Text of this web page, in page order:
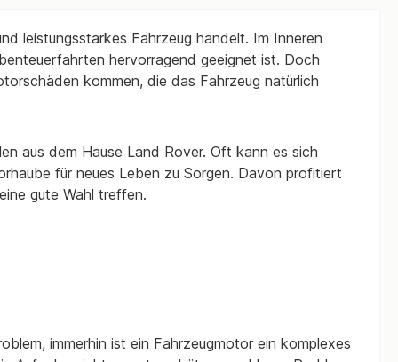
leistungsstarkes Fahrzeug handelt. Im Inneren
hervorragend geeignet ist. Doch
kommen, die das Fahrzeug natürlich
aus dem Hause Land Rover. Oft kann es sich
für neues Leben zu Sorgen. Davon profitiert
gute Wahl treffen.
immerhin ist ein Fahrzeugmotor ein komplexes